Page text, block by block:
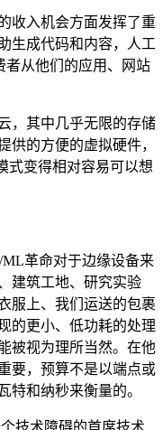
收入机会方面发挥了重
生成代码和内容，人工
者从他们的应用、网站
，其中几乎无限的存储
供的方便的虚拟硬件，
式变得相对容易可以想
革命对于边缘设备来
建筑工地、研究实验
服上、我们运送的包裹
的更小、低功耗的处理
被视为理所当然。在他
要，预算不是以端点或
特和纳秒来衡量的。
技术障碍的首席技术